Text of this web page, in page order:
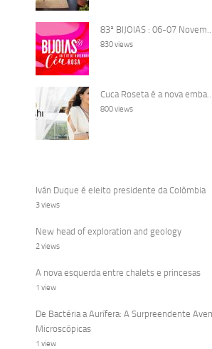
83ª BIJOIAS : 06-07 Novem...
830 views
Cuca Roseta é a nova emba...
800 views
Iván Duque é eleito presidente da Colômbia
3 views
New head of exploration and geology
2 views
A nova esquerda entre chalets e princesas
1 view
De Bactéria a Aurífera: A Surpreendente
Microscópicas
1 view